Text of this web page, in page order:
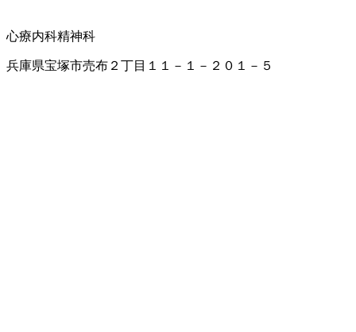
心療内科精神科
兵庫県宝塚市売布２丁目１１－１－２０１－５